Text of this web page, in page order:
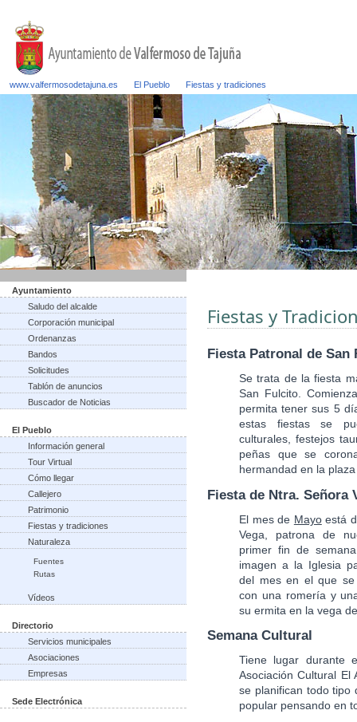
www.valfermosodetajuna.es El Pueblo Fiestas y tradiciones
Ayuntamiento
Saludo del alcalde
Corporación municipal
Ordenanzas
Bandos
Solicitudes
Tablón de anuncios
Buscador de Noticias
El Pueblo
Información general
Tour Virtual
Cómo llegar
Callejero
Patrimonio
Fiestas y tradiciones
Naturaleza
Fuentes
Rutas
Vídeos
Directorio
Servicios municipales
Asociaciones
Empresas
Sede Electrónica
Fiestas y
Fiesta Patronal de San
Se trata de la fiesta
San Fulcito.
permita tener sus 5
estas fiestas se
culturales, festejos
peñas que se
hermandad en la
Fiesta de Ntra. Señora
El mes de Mayoestá
Vega, patrona de
primer fin de
imagen a la Iglesia
del mes en el que
con una romería y
su ermita en la vega
Semana Cultural
Tiene lugar durante
Asociación Cultural
se planifican todo tipo
popular pensando en